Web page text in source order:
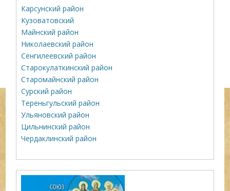
Карсунский район
Кузоватовский
Майнский район
Николаевский район
Сенгилеевский район
Старокулаткинский район
Старомайнский район
Сурский район
Тереньгульский район
Ульяновский район
Цильнинский район
Чердаклинский район